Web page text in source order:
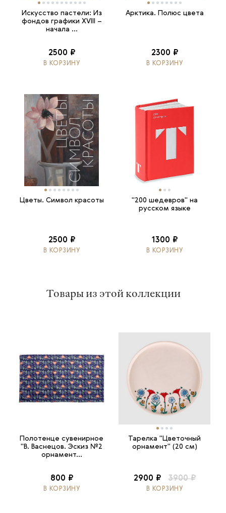
Искусство пастели: Из
фондов графики XVIII –
начала ...
2500 ₽
В КОРЗИНУ
Арктика. Полюс цвета
2300 ₽
В КОРЗИНУ
Цветы. Символ красоты
2500 ₽
В КОРЗИНУ
"200 шедевров" на
русском языке
1300 ₽
В КОРЗИНУ
Товары из этой коллекции
Полотенце сувенирное
"В. Васнецов. Эскиз №2
орнамент...
800 ₽
В КОРЗИНУ
Тарелка "Цветочный
орнамент" (20 см)
2900 ₽ 3900 ₽
В КОРЗИНУ